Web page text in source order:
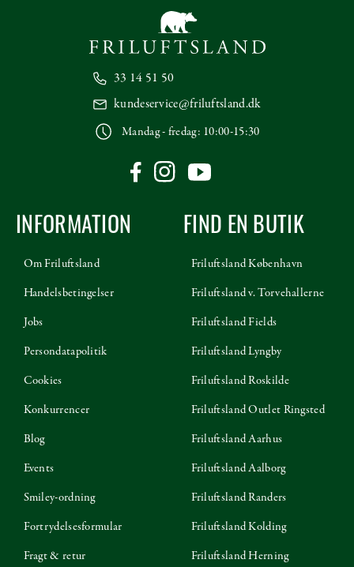
33 14 51 50
kundeservice@friluftsland.dk
Mandag - fredag: 10:00-15:30
INFORMATION
Om Friluftsland
Handelsbetingelser
Jobs
Persondatapolitik
Cookies
Konkurrencer
Blog
Events
Smiley-ordning
Fortrydelsesformular
Fragt & retur
FIND EN BUTIK
Friluftsland København
Friluftsland v. Torvehallerne
Friluftsland Fields
Friluftsland Lyngby
Friluftsland Roskilde
Friluftsland Outlet Ringsted
Friluftsland Aarhus
Friluftsland Aalborg
Friluftsland Randers
Friluftsland Kolding
Friluftsland Herning